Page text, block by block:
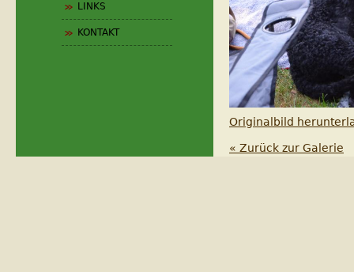
Originalbild
« Zurück zur Galerie
LINKS
KONTAKT